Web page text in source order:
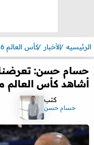
الرئيسيه الأخبار كأس العالم 2026
حسام حسن: تعرضنا
أشاهد كأس العالم
كتب
حسام حسن